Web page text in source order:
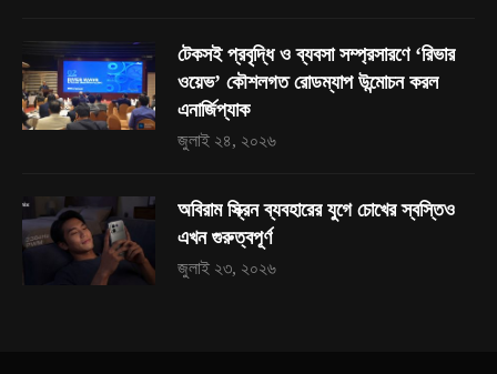
টেকসই প্রবৃদ্ধি ও ব্যবসা সম্প্রসারণে ‘রিভার
ওয়েভ’ কৌশলগত রোডম্যাপ উন্মোচন করল
এনার্জিপ্যাক
জুলাই ২৪, ২০২৬
অবিরাম স্ক্রিন ব্যবহারের যুগে চোখের স্বস্তিও
এখন গুরুত্বপূর্ণ
জুলাই ২৩, ২০২৬